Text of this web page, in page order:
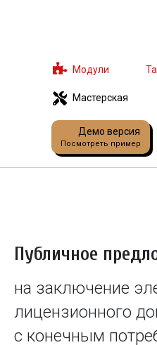
Демо версия
Посмотреть пример
Модули
Мастерская
Публичное
на заключение
лицензионного
с конечным